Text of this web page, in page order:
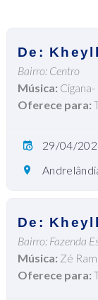
De:
Bairro: Centro
Música:
Oferece para:
29/04/
De:
Bairro: Fazenda
Música: Zé
Oferece para: